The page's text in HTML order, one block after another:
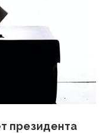
президента